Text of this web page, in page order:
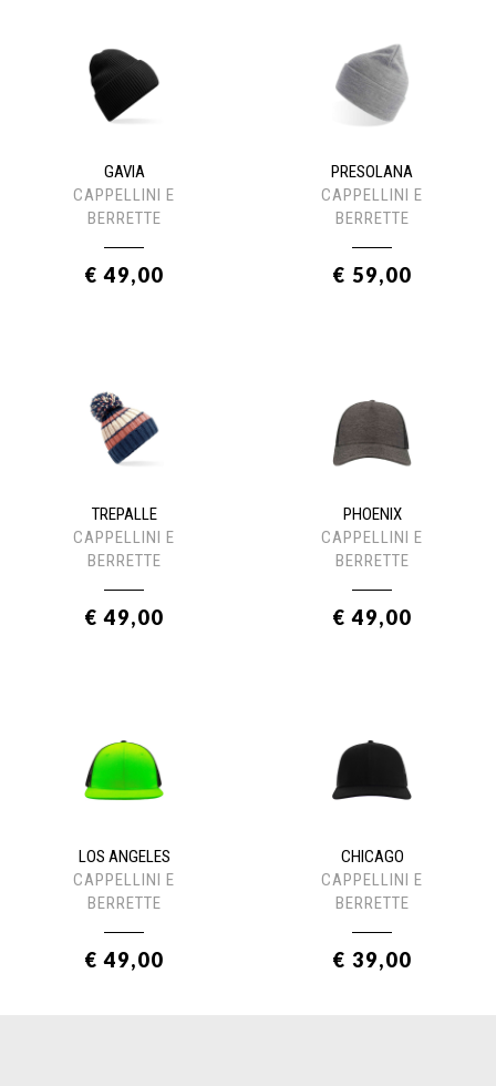
GAVIA
CAPPELLINI E
BERRETTE
€ 49,00
PRESOLANA
CAPPELLINI E
BERRETTE
€ 59,00
TREPALLE
CAPPELLINI E
BERRETTE
€ 49,00
PHOENIX
CAPPELLINI E
BERRETTE
€ 49,00
LOS ANGELES
CAPPELLINI E
BERRETTE
€ 49,00
CHICAGO
CAPPELLINI E
BERRETTE
€ 39,00